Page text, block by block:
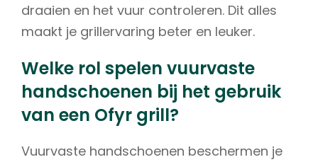
draaien en het vuur controleren. Dit alles
maakt je grillervaring beter en leuker.
Welke rol spelen vuurvaste
handschoenen bij het gebruik
van een Ofyr grill?
Vuurvaste handschoenen beschermen je